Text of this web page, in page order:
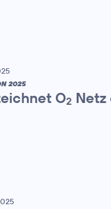
2025
O2 Netz